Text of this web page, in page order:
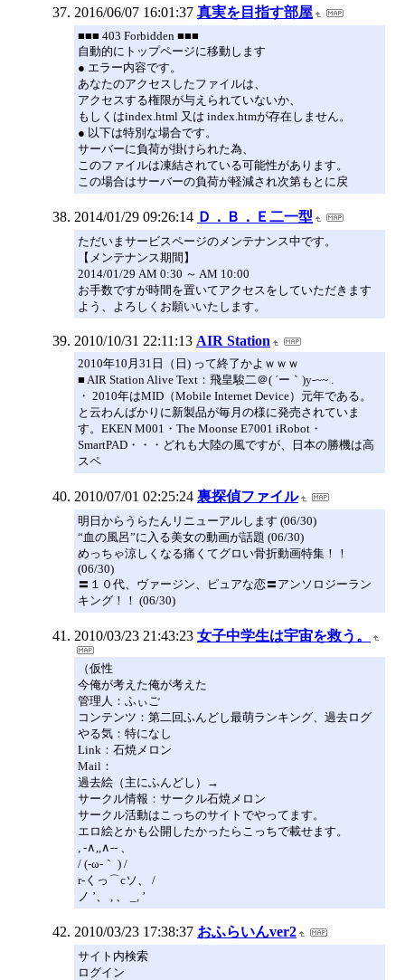
2016/06/07 16:01:37 真実を目指す部屋
■■■ 403 Forbidden ■■■
自動的にトップページに移動します
● エラー内容です。
あなたのアクセスしたファイルは、
アクセスする権限が与えられていないか、
もしくはindex.html 又は index.htmが存在しません。
● 以下は特別な場合です。
サーバーに負荷が掛けられた為、
このファイルは凍結されている可能性があります。
この場合はサーバーの負荷が軽減され次第もとに戻
2014/01/29 09:26:14 Ｄ．Ｂ．Ｅ二一型
ただいまサービスページのメンテナンス中です。
【メンテナンス期間】
2014/01/29 AM 0:30 ～ AM 10:00
お手数ですが時間を置いてアクセスをしていただきます
よう、よろしくお願いいたします。
2010/10/31 22:11:13 AIR Station
2010年10月31日（日) って終了かよｗｗｗ
■ AIR Station Alive Text：飛皇駿二＠( ´ー｀)y-~~ .
・ 2010年はMID（Mobile Internet Device）元年である。
と云わんばかりに新製品が毎月の様に発売されていま
す。EKEN M001・The Moonse E7001 iRobot・
SmartPAD・・・どれも大陸の風ですが、日本の勝機は高
スペ
2010/07/01 02:25:24 裏探偵ファイル
明日からうらたんリニューアルします (06/30)
“血の風呂”に入る美女の動画が話題 (06/30)
めっちゃ涼しくなる痛くてグロい骨折動画特集！！
(06/30)
〓１０代、ヴァージン、ピュアな恋〓アンソロジーラン
キング！！ (06/30)
2010/03/23 21:43:23 女子中学生は宇宙を救う。
（仮性
今俺が考えた俺が考えた
管理人：ふぃご
コンテンツ：第二回ふんどし最萌ランキング、過去ログ
やる気：特になし
Link：石焼メロン
Mail：
過去絵（主にふんどし）→
サークル情報：サークル石焼メロン
サークル活動はこっちのサイトでやってます。
エロ絵とかも公開したかったらこっちで載せます。
, -∧,,∧-- 、
/ (-ω-｀ ) /
r-くっ⌒cソ、 /
ノ ’、 , 、 _, ’
2010/03/23 17:38:37 おふらいんver2
サイト内検索
ログイン